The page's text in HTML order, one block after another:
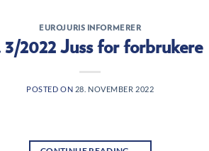
EUROJURIS INFORMERER
3/2022 Juss for forbrukere
POSTED ON 28. NOVEMBER 2022